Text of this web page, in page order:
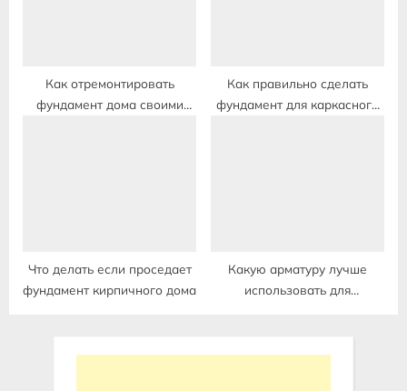
Как отремонтировать
фундамент дома своими
Как правильно сделать
фундамент для каркасного
Что делать если проседает
фундамент кирпичного дома
Какую арматуру лучше
использовать для